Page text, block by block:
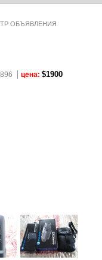
ОБЪЯВЛЕНИЯ
цена: $1900